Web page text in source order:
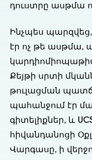
դուստրը ասթմա
Ինչպես
էր ոչ թե ասթմա,
Քեյթի սրտի
թուլացման
պահանջում էր
գիտելիքներ, և
հիվանդանոցի
Վարգասը, ի